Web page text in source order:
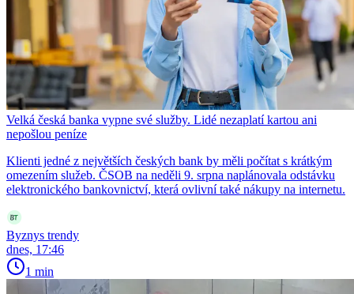
Velká česká banka vypne své služby. Lidé nezaplatí kartou ani
nepošlou peníze
Klienti jedné z největších českých bank by měli počítat s krátkým
omezením služeb. ČSOB na neděli 9. srpna naplánovala odstávku
elektronického bankovnictví, která ovlivní také nákupy na internetu.
Byznys trendy
dnes, 17:46
1 min